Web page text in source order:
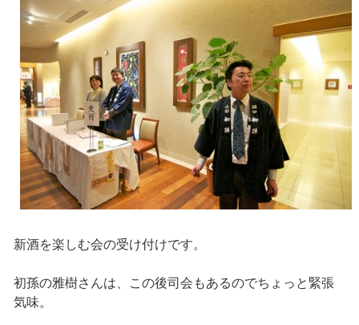
新酒を楽しむ会の受け付けです。
初孫の雅樹さんは、この後司会もあるのでちょっと緊張
気味。